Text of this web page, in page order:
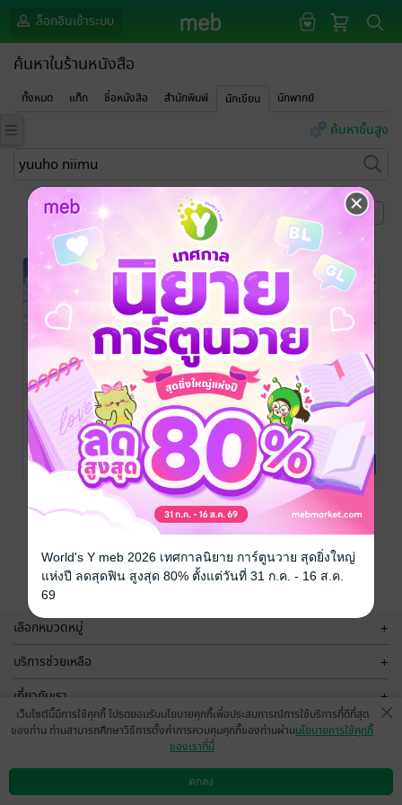
ล็อกอินเข้าระบบ
ค้นหาในร้านหนังสือ
ทั้งหมด แท็ก ชื่อหนังสือ สำนักพิมพ์ นักเขียน นักพากย์
ค้นหาขั้นสูง
หน้าที่ 1
ทำนองเพลง
บรรเลงฝัน เล่ม
3 (จบ)
Yuuho Niimu/
DEXPRESS
ไลท์โนเวล
No Rating
ทำนองเพลง
บรรเลงฝัน เล่ม
2
Yuuho Niimu
/
DEXPRESS
ไลท์โนเวล
No Rating
ทำนองเพลง
บรรเลงฝัน เล่ม
1
Yuuho Niimu
DEXPRESS
ไลท์โนเวล
No Rating
เลือกหมวดหมู่ +
บริการช่วยเหลือ +
เกี่ยวกับเรา +
กลุ่มธุรกิจในเครือ
ดาวน์โหลดแอป วิธีการใช้งาน ติดต่อเรา
เว็บไซต์นี้มีการใช้คุกกี้ โปรดยอมรับนโยบายคุกกี้เพื่อประสบการณ์การใช้บริการที่ดีที่สุด
ของท่าน ท่านสามารถศึกษาวิธีการตั้งค่าการควบคุมคุกกี้ของท่านผ่านนโยบายการใช้คุกกี้
ของเราที่นี่
ตกลง
World's Y meb 2026 เทศกาลนิยาย การ์ตูนวาย สุดยิ่งใหญ่
แห่งปี ลดสุดฟิน สูงสุด 80% ตั้งแต่วันที่ 31 ก.ค. - 16 ส.ค.
69